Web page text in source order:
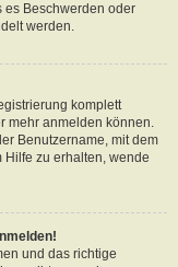
es Beschwerden oder
werden.
komplett
mehr anmelden können.
Benutzername, mit dem
Hilfe zu erhalten, wende
und das richtige